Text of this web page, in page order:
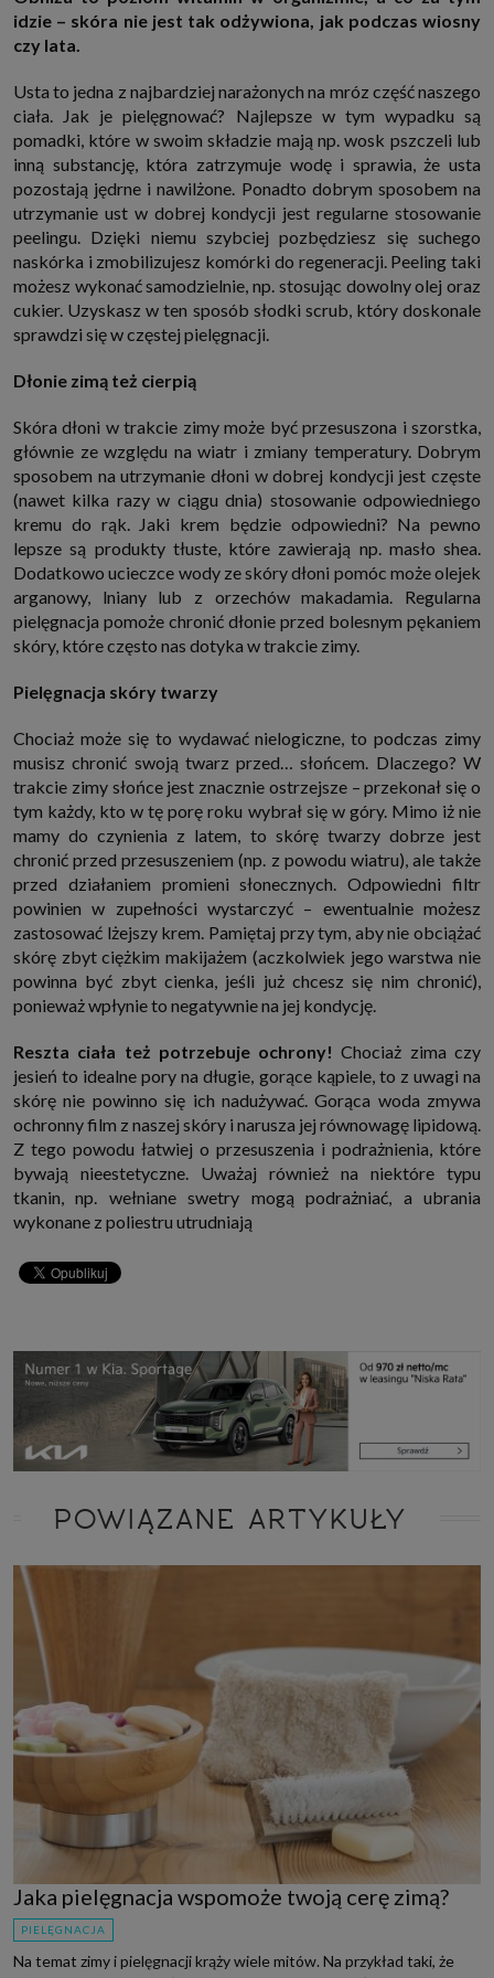
http://www.sagier.pl/
Jeżeli wyrazisz zgodę, o którą wyżej prosimy, administratorami Twoich
polityki prywatnościi tam też zmodyfikować lub cofnąć swoje zgody.
Podstawa i cel przetwarzania
Twoje dane przetwarzamy w następujących celach:
1. Jeśli zawieramy z Tobą umowę o realizację danej usługi (np. usługi
zapewniającej Ci możliwość zapoznania się z jednym z naszych serwisów
w oparciu o treść regulaminu tego serwisu), to możemy przetwarzać
Twoje dane w zakresie niezbędnym do realizacji tej umowy.
2. Zapewnianie bezpieczeństwa usługi (np. sprawdzenie, czy do Twojego
konta nie loguje się nieuprawniona osoba), dokonanie pomiarów
statystycznych, ulepszanie naszych usług i dopasowanie ich do potrzeb i
wygody użytkowników (np. personalizowanie treści w usługach), jak
również prowadzenie marketingu i promocji własnych usług (np. jeśli
interesujesz się motoryzacją i oglądasz artykuły w biznesistyl.pl lub na
innych stronach internetowych, to możemy Ci wyświetlić reklamę
przetwarzanie danych to realizacja naszych prawnie uzasadnionych
3. Za Twoją zgodą usługi marketingowe dostarczą Ci nasi Zaufani
Partnerzy oraz my dla podmiotów trzecich. Aby móc pokazać interesujące
Cię reklamy (np. produktu, którego możesz potrzebować) reklamodawcy i
ich przedstawiciele chcieliby mieć możliwość przetwarzania Twoich
danych związanych z odwiedzanymi przez Ciebie stronami
internetowymi. Udzielenie takiej zgody jest dobrowolne, nie musisz jej
udzielać, nie pozbawi Cię to dostępu do naszych usług. Masz również
możliwość ograniczenia zakresu lub zmiany zgody w dowolnym
momencie.
Twoje dane przetwarzane będą do czasu istnienia podstawy do ich
przetwarzania, czyli w przypadku udzielenia zgody do momentu jej
cofnięcia, ograniczenia lub innych działań z Twojej strony ograniczających
tę zgodę, w przypadku niezbędności danych do wykonania umowy, przez
czas jej wykonywania i ewentualnie okres przedawnienia roszczeń z niej
do czasu zgłoszenia przez Ciebie skutecznego sprzeciwu.
Administratorzy danych mogą powierzać Twoje dane podwykonawcom IT,
księgowym, agencjom marketingowym etc. Zrobią to jedynie na
podstawie umowy o powierzenie przetwarzania danych zobowiązującej
taki podmiot do odpowiedniego zabezpieczenia danych i niekorzystania z
nich do własnych celów.
Cookies
Na naszych stronach używamy znaczników internetowych takich jak pliki
np. cookie lub local storage do zbierania i przetwarzania danych
osobowych w celu personalizowania treści i reklam oraz analizowania
ruchu na stronach, aplikacjach i w Internecie. W ten sposób technologię tę
wykorzystują również podmioty z Grupy SAGIER oraz nasi Zaufani
Partnerzy, którzy także chcą dopasowywać reklamy do Twoich preferencji.
Cookies to dane informatyczne zapisywane w plikach i przechowywane na
Twoim urządzeniu końcowym (tj. twój komputer, tablet, smartphone itp.),
które przeglądarka wysyła do serwera przy każdorazowym wejściu na
stronę z tego urządzenia, podczas gdy odwiedzasz strony w Internecie.
znajdziesz
pod tym linkiem. Pod tym linkiem znajdziesz także informację
o tym jak zmienić ustawienia przeglądarki, aby ograniczyć lub wyłączyć
funkcjonowanie plików cookies itp. oraz jak usunąć takie pliki z Twojego
urządzenia.
Twoje uprawnienia
Przysługują Ci następujące uprawnienia wobec Twoich danych i ich
przetwarzania przez nas, inne podmioty z Grupy SAGIER i Zaufanych
Partnerów:
1. Jeśli udzieliłeś zgody na przetwarzanie danych możesz ją w każdej
chwili wycofać (cofnięcie zgody oczywiście nie uchyli zgodności z prawem
2. Masz również prawo żądania dostępu do Twoich danych osobowych, ich
sprostowania, usunięcia lub ograniczenia przetwarzania, prawo do
znajdziesz dodatkowe informacje dotyczące przetwarzania danych i
Twoich uprawnień.
idzie – skóra nie jest tak odżywiona, jak podczas wiosny
czy lata.
Usta to jedna z najbardziej narażonych na mróz część naszego
ciała. Jak je pielęgnować? Najlepsze w tym wypadku są
pomadki, które w swoim składzie mają np. wosk pszczeli lub
inną substancję, która zatrzymuje wodę i sprawia, że usta
pozostają jędrne i nawilżone. Ponadto dobrym sposobem na
utrzymanie ust w dobrej kondycji jest regularne stosowanie
peelingu. Dzięki niemu szybciej pozbędziesz się suchego
naskórka i zmobilizujesz komórki do regeneracji. Peeling taki
możesz wykonać samodzielnie, np. stosując dowolny olej oraz
cukier. Uzyskasz w ten sposób słodki scrub, który doskonale
sprawdzi się w częstej pielęgnacji.
Dłonie zimą też cierpią
Skóra dłoni w trakcie zimy może być przesuszona i szorstka,
głównie ze względu na wiatr i zmiany temperatury. Dobrym
sposobem na utrzymanie dłoni w dobrej kondycji jest częste
(nawet kilka razy w ciągu dnia) stosowanie odpowiedniego
kremu do rąk. Jaki krem będzie odpowiedni? Na pewno
lepsze są produkty tłuste, które zawierają np. masło shea.
Dodatkowo ucieczce wody ze skóry dłoni pomóc może olejek
arganowy, lniany lub z orzechów makadamia. Regularna
pielęgnacja pomoże chronić dłonie przed bolesnym pękaniem
skóry, które często nas dotyka w trakcie zimy.
Pielęgnacja skóry twarzy
Chociaż może się to wydawać nielogiczne, to podczas zimy
musisz chronić swoją twarz przed… słońcem. Dlaczego? W
trakcie zimy słońce jest znacznie ostrzejsze – przekonał się o
tym każdy, kto w tę porę roku wybrał się w góry. Mimo iż nie
mamy do czynienia z latem, to skórę twarzy dobrze jest
chronić przed przesuszeniem (np. z powodu wiatru), ale także
przed działaniem promieni słonecznych. Odpowiedni filtr
powinien w zupełności wystarczyć – ewentualnie możesz
zastosować lżejszy krem. Pamiętaj przy tym, aby nie obciążać
skórę zbyt ciężkim makijażem (aczkolwiek jego warstwa nie
powinna być zbyt cienka, jeśli już chcesz się nim chronić),
ponieważ wpłynie to negatywnie na jej kondycję.
Reszta ciała też potrzebuje ochrony! Chociaż zima czy
jesień to idealne pory na długie, gorące kąpiele, to z uwagi na
skórę nie powinno się ich nadużywać. Gorąca woda zmywa
ochronny film z naszej skóry i narusza jej równowagę lipidową.
Z tego powodu łatwiej o przesuszenia i podrażnienia, które
bywają nieestetyczne. Uważaj również na niektóre typu
tkanin, np. wełniane swetry mogą podrażniać, a ubrania
wykonane z poliestru utrudniają
POWIĄZANE ARTYKUŁY
Jaka pielęgnacja wspomoże twoją cerę zimą?
PIELĘGNACJA
Na temat zimy i pielęgnacji krąży wiele mitów. Na przykład taki, że